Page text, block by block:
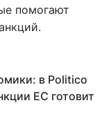
помогают
в Politico
ЕС готовит